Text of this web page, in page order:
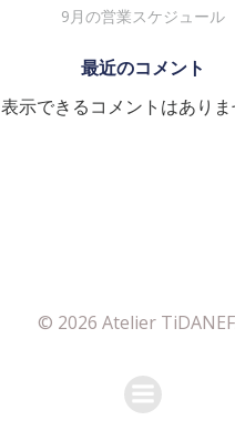
9月の営業スケジュール
最近のコメント
表示できるコメントはありま
© 2026 Atelier